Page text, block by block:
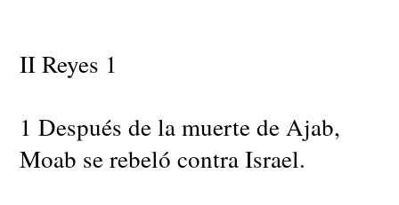
II Reyes 1
1 Después de la muerte de Ajab,
Moab se rebeló contra Israel.